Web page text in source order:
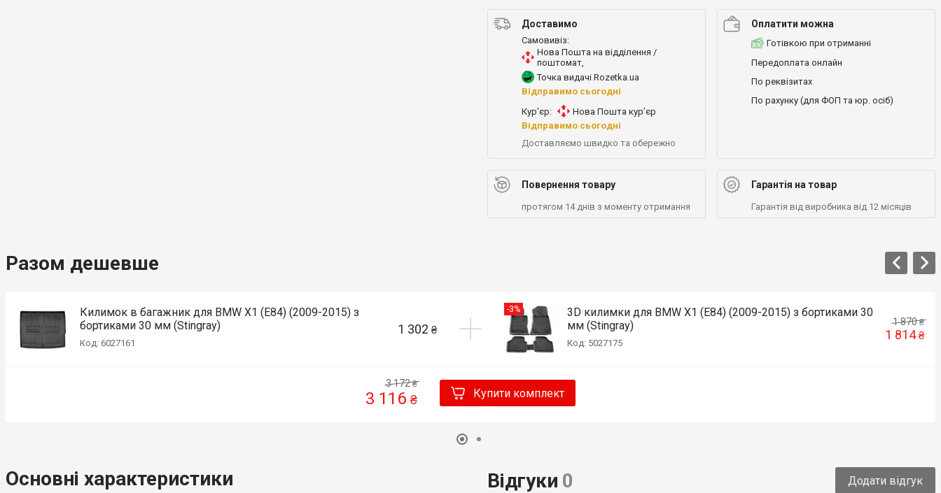
Доставимо
Самовивіз:
Нова Пошта на відділення /
поштомат,
Точка видачі Rozetka.ua
Відправимо сьогодні
Кур'єр:
Нова Пошта кур’єр
Відправимо сьогодні
Доставляємо швидко та обережно
Оплатити можна
Готівкою при отриманні
Передоплата онлайн
По реквізитах
По рахунку (для ФОП та юр. осіб)
Повернення товару
протягом 14 днів з моменту отримання
Гарантія на товар
Гарантія від виробника від 12 місяців
Разом дешевше
Килимок в багажник для BMW X1 (E84) (2009-2015) з
бортиками 30 мм (Stingray)
Код: 6027161
1 302 ₴
-3%
3D килимки для BMW X1 (E84) (2009-2015) з бортиками 30
мм (Stingray)
Код: 5027175
1 870₴
1 814₴
3 172₴
3 116 ₴ Купити комплект
Основні характеристики Відгуки 0 Додати відгук